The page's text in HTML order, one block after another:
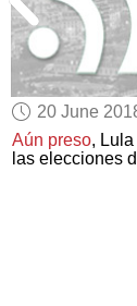
20 June
Aún preso, Lula
las elecciones